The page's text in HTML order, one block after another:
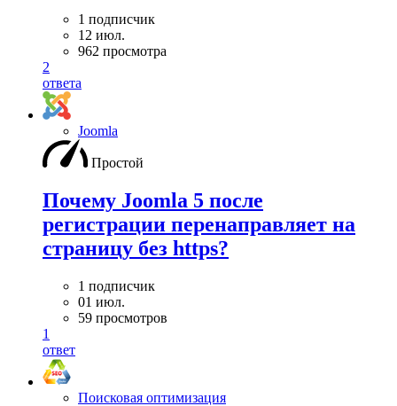
1 подписчик
12 июл.
962 просмотра
2
ответа
Joomla
Простой
Почему Joomla 5 после
регистрации перенаправляет на
страницу без https?
1 подписчик
01 июл.
59 просмотров
1
ответ
Поисковая оптимизация